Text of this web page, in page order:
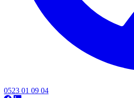
0523 01 09 04